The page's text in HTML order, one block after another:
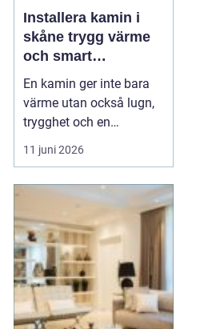
Installera kamin i
skåne trygg värme
och smart
investering
En kamin ger inte bara
värme utan också lugn,
trygghet och en
ombonad känsla i
hemmet. Allt fler
ser fördelarna med att
kombinera elvärme eller
fjärrvärme med en
kamin, både för
ekonomins och
klimatets skull.
Samtidigt ställs...
11 juni 2026